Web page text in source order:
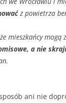
z powietrza
mieszkańcy
a nie
ani nie